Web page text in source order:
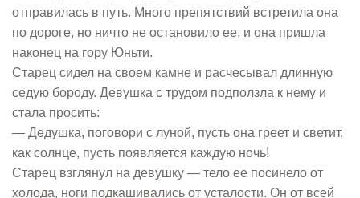
отправилась в путь. Много препятствий встретила она
по дороге, но ничто не остановило ее, и она пришла
наконец на гору Юньти.
Старец сидел на своем камне и расчесывал длинную
седую бороду. Девушка с трудом подползла к нему и
стала просить:
— Дедушка, поговори с луной, пусть она греет и светит,
как солнце, пусть появляется каждую ночь!
Старец взглянул на девушку — тело ее посинело от
холода, ноги подкашивались от усталости. Он от всей